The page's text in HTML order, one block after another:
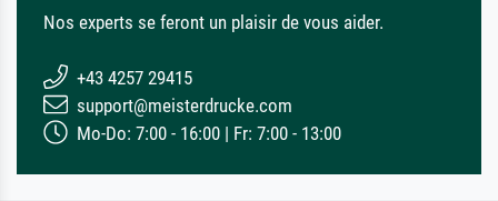
Nos experts se feront un plaisir de vous aider.
+43 4257 29415
support@meisterdrucke.com
Mo-Do: 7:00 - 16:00 | Fr: 7:00 - 13:00